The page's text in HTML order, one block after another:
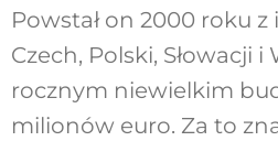
Powstał on 2000 roku
Czech, Polski, Słowacji
rocznym niewielkim
milionów euro. Za to